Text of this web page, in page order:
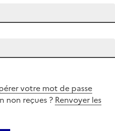
votre mot de passe
non reçues ? Renvoyer les